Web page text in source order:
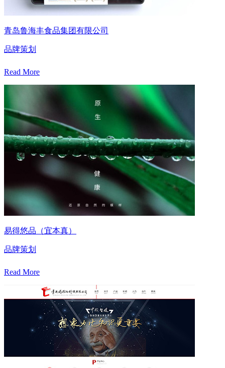
青岛鲁海丰食品集团有限公司
品牌策划
Read More
易得悠品（宜本真）
品牌策划
Read More